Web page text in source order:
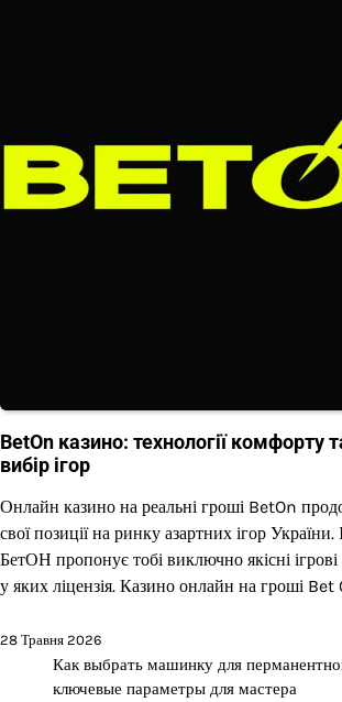
BetOn казино: технології комфорту
вибір ігор
Онлайн казино на реальні гроші BetOn
свої позиції на ринку азартних ігор України.
БетОН пропонує тобі виключно якісні
у яких ліцензія. Казино онлайн на гроші Bet
28 Травня 2026
Как выбрать машинку для
ключевые параметры для мастера